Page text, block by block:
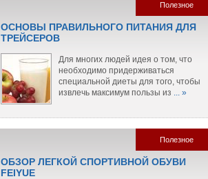
Полезное
ОСНОВЫ ПРАВИЛЬНОГО ПИТАНИЯ ДЛЯ
ТРЕЙСЕРОВ
Для многих людей идея о том, что
необходимо придерживаться
специальной диеты для того, чтобы
извлечь максимум пользы из ... »
Полезное
ОБЗОР ЛЕГКОЙ СПОРТИВНОЙ ОБУВИ
FEIYUE